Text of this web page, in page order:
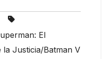
El
la Justicia/Batman V